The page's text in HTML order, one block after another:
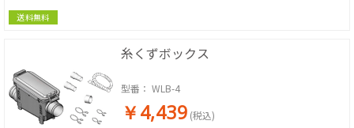
送料無料
糸くずボックス
型番： WLB-4
￥4,439 (税込)